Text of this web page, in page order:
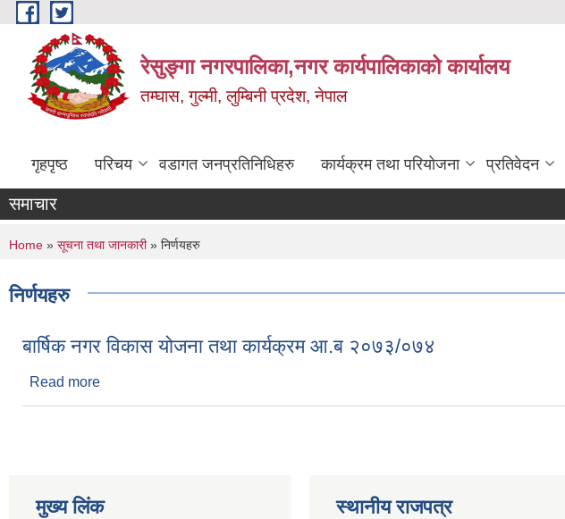
Skip to main content
रेसुङ्गा नगरपालिका,नगर कार्यपालिकाको कार्यालय
तम्घास, गुल्मी, लुम्बिनी प्रदेश, नेपाल
गृहपृष्ठ परिचय वडागत जनप्रतिनिधिहरु कार्यक्रम तथा परियोजना प्रतिवेदन
समाचार
You are here
Home » सूचना तथा जानकारी» निर्णयहरु
निर्णयहरु
बार्षिक नगर विकास योजना तथा कार्यक्रम आ.ब २०७३/०७४
Read more
मुख्य लिंक स्थानीय राजपत्र